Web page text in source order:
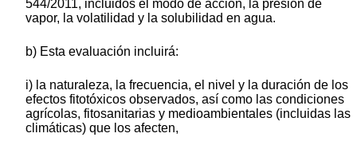
544/2011, incluidos el modo de acción, la presión de
vapor, la volatilidad y la solubilidad en agua.
b) Esta evaluación incluirá:
i) la naturaleza, la frecuencia, el nivel y la duración de los
efectos fitotóxicos observados, así como las condiciones
agrícolas, fitosanitarias y medioambientales (incluidas las
climáticas) que los afecten,